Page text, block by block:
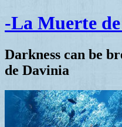
-La Muerte
Darkness can be
de Davinia